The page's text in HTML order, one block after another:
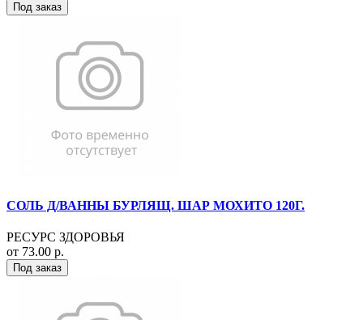
Под заказ
СОЛЬ Д/ВАННЫ БУРЛЯЩ. ШАР МОХИТО 120Г.
РЕСУРС ЗДОРОВЬЯ
от 73.00 р.
Под заказ